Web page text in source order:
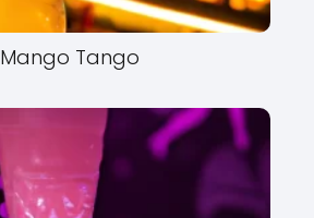
Mango Tango